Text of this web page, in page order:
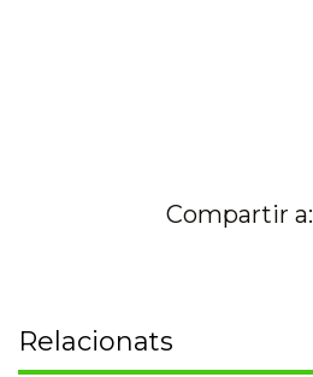
Compartir a:
Relacionats